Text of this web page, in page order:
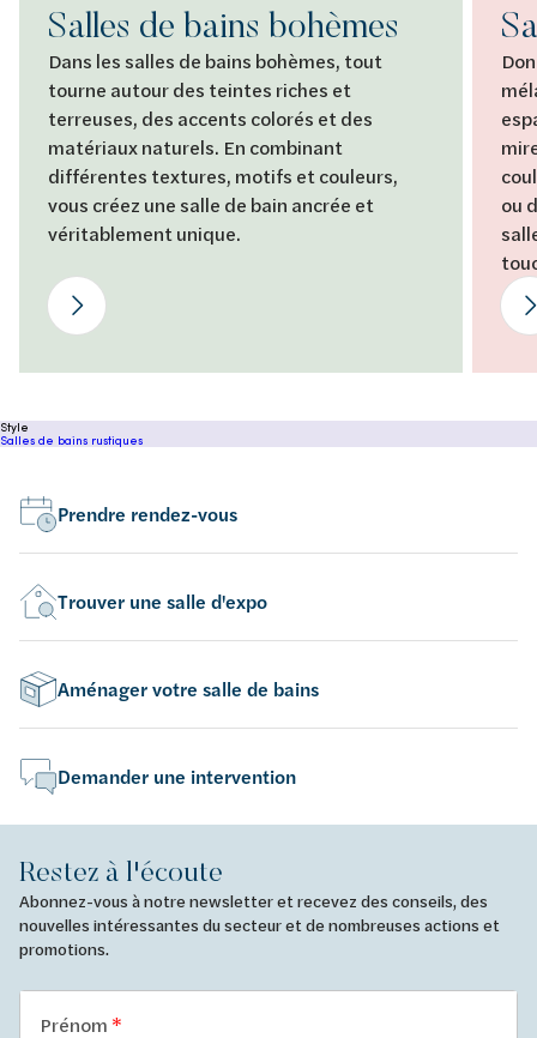
Salles de bains bohèmes
Dans les salles de bains bohèmes, tout
tourne autour des teintes riches et
terreuses, des accents colorés et des
matériaux naturels. En combinant
différentes textures, motifs et couleurs,
vous créez une salle de bain ancrée et
véritablement unique.
ou
Style
Salles de bains rustiques
Prendre rendez-vous
Trouver une salle d'expo
Aménager votre salle de bains
Demander une intervention
Restez à l'écoute
Abonnez-vous à notre newsletter et recevez des conseils, des
nouvelles intéressantes du secteur et de nombreuses actions et
promotions.
Prénom